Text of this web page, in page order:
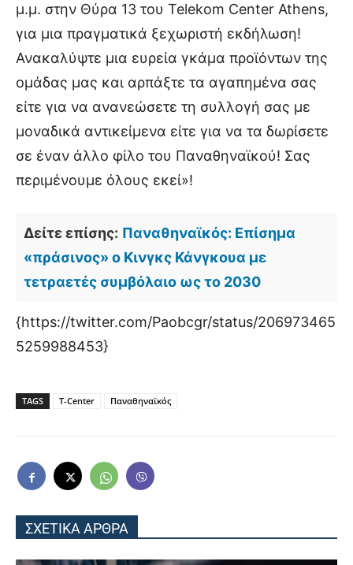
μ.μ. στην Θύρα 13 του Telekom Center Athens,
για μια πραγματικά ξεχωριστή εκδήλωση!
Ανακαλύψτε μια ευρεία γκάμα προϊόντων της
ομάδας μας και αρπάξτε τα αγαπημένα σας
είτε για να ανανεώσετε τη συλλογή σας με
μοναδικά αντικείμενα είτε για να τα δωρίσετε
σε έναν άλλο φίλο του Παναθηναϊκού! Σας
περιμένουμε όλους εκεί»!
Δείτε επίσης: Παναθηναϊκός: Επίσημα
«πράσινος» ο Κινγκς Κάνγκουα με
τετραετές συμβόλαιο ως το 2030
{https://twitter.com/Paobcgr/status/206973465
5259988453}
TAGS T-Center Παναθηναϊκός
ΣΧΕΤΙΚΑ ΑΡΘΡΑ